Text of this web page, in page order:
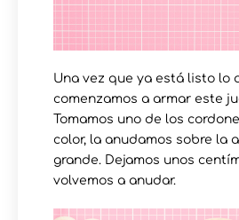
Una vez que ya está listo lo
comenzamos a armar este
Tomamos uno de los
color, la anudamos sobre la
grande. Dejamos unos
volvemos a anudar.